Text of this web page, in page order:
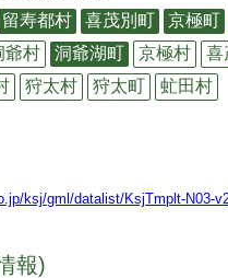
留寿都村 喜茂別町 京極町
爺村 洞爺湖町 京極村
喜
狩太村 狩太町 虻田村
ksj/gml/datalist/KsjTmplt-N03-
報)